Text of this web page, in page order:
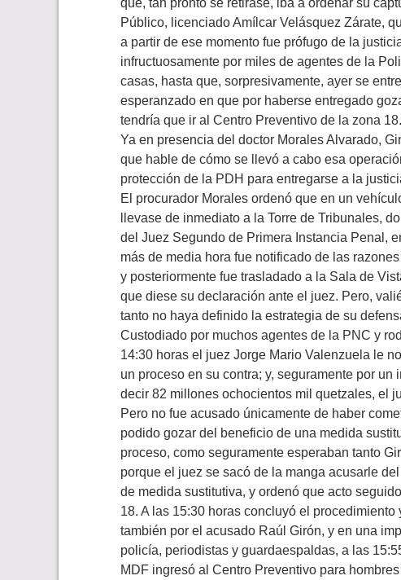
que, tan pronto se retirase, iba a ordenar su
Público, licenciado Amílcar Velásquez Zárate,
a partir de ese momento fue prófugo de la
infructuosamente por miles de agentes de la
casas, hasta que, sorpresivamente, ayer se
esperanzado en que por haberse entregado
tendría que ir al Centro Preventivo de la zona 18.
Ya en presencia del doctor Morales Alvarado,
que hable de cómo se llevó a cabo esa
protección de la PDH para entregarse a la
El procurador Morales ordenó que en un
llevase de inmediato a la Torre de Tribunales,
del Juez Segundo de Primera Instancia Penal,
más de media hora fue notificado de las
y posteriormente fue trasladado a la Sala de
que diese su declaración ante el juez. Pero,
tanto no haya definido la estrategia de su
Custodiado por muchos agentes de la PNC y
14:30 horas el juez Jorge Mario Valenzuela le
un proceso en su contra; y, seguramente por un
decir 82 millones ochocientos mil quetzales, el
Pero no fue acusado únicamente de haber
podido gozar del beneficio de una medida
proceso, como seguramente esperaban tanto
porque el juez se sacó de la manga acusarle
de medida sustitutiva, y ordenó que acto
18. A las 15:30 horas concluyó el
también por el acusado Raúl Girón, y en una
policía, periodistas y guardaespaldas, a las
MDF ingresó al Centro Preventivo para